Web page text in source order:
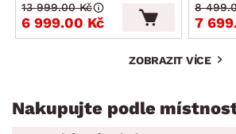
6 999.00 Kč
13 999.00 Kč
7
8
ZOBRAZIT VÍCE
Nakupujte podle